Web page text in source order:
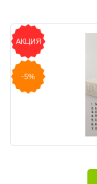
АКЦИЯ
-5%